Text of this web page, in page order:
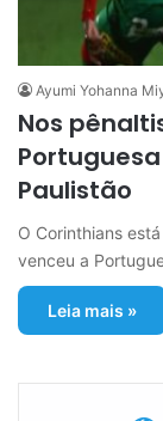
Ayumi Yohanna
Nos
Paulistão
O Corinthians
venceu a
Leia mais »